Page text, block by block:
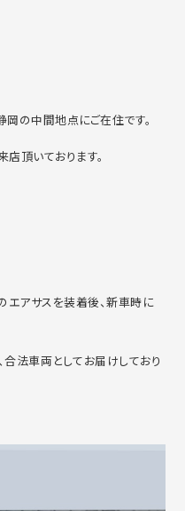
岡の中間地点にご在住です。
頂いております。
エアサスを装着後、新車時に
合法車両としてお届けしており